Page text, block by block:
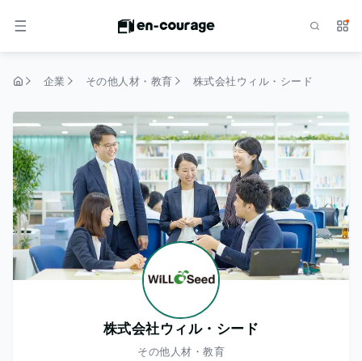
メニュー サ
企業 その他人材・教育 株式会社ウィル・シード
株式会社ウィル・シード
その他人材・教育